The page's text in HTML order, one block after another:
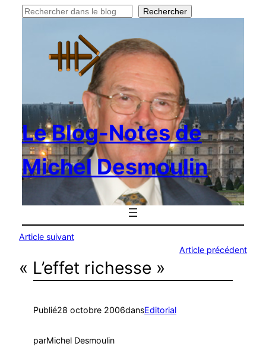
Rechercher Rechercher
Le Blog-Notes de
Michel Desmoulin
Article suivant
Article précédent
« L’effet richesse »
Publié28 octobre 2006dansEditorial
parMichel Desmoulin